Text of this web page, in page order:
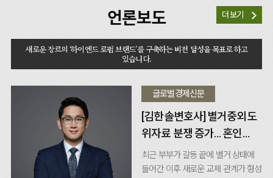
언론보도
새로운 장르의 ‘하이엔드 로펌 브랜드’를 구축하는 비전 달성을 목표로 하고
있습니다.
더 보기
글로벌경제신문
[김한솔변호사] 별거중외도
위자료 분쟁 증가… 혼인
파탄 시점 판단...
최근 부부가 갈등 끝에 별거 상태에
들어간 이후 새로운 교제 관계가 형성